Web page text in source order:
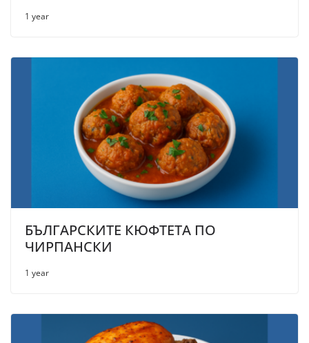
1 year
БЪЛГАРСКИТЕ КЮФТЕТА ПО
ЧИРПАНСКИ
1 year